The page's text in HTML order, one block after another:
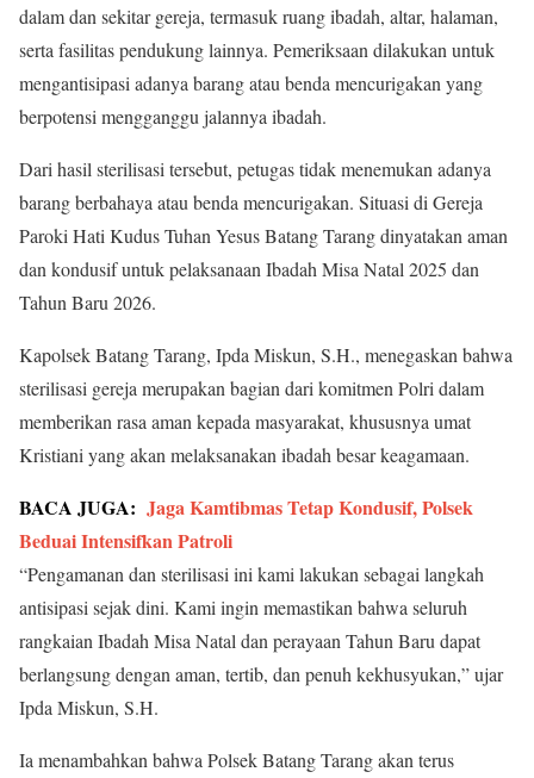
dalam dan sekitar gereja, termasuk ruang ibadah, altar, halaman,
serta fasilitas pendukung lainnya. Pemeriksaan dilakukan untuk
mengantisipasi adanya barang atau benda mencurigakan yang
berpotensi mengganggu jalannya ibadah.
Dari hasil sterilisasi tersebut, petugas tidak menemukan adanya
barang berbahaya atau benda mencurigakan. Situasi di Gereja
Paroki Hati Kudus Tuhan Yesus Batang Tarang dinyatakan aman
dan kondusif untuk pelaksanaan Ibadah Misa Natal 2025 dan
Tahun Baru 2026.
Kapolsek Batang Tarang, Ipda Miskun, S.H., menegaskan bahwa
sterilisasi gereja merupakan bagian dari komitmen Polri dalam
memberikan rasa aman kepada masyarakat, khususnya umat
Kristiani yang akan melaksanakan ibadah besar keagamaan.
BACA JUGA: Jaga Kamtibmas Tetap Kondusif, Polsek
Beduai Intensifkan Patroli
“Pengamanan dan sterilisasi ini kami lakukan sebagai langkah
antisipasi sejak dini. Kami ingin memastikan bahwa seluruh
rangkaian Ibadah Misa Natal dan perayaan Tahun Baru dapat
berlangsung dengan aman, tertib, dan penuh kekhusyukan,” ujar
Ipda Miskun, S.H.
Ia menambahkan bahwa Polsek Batang Tarang akan terus